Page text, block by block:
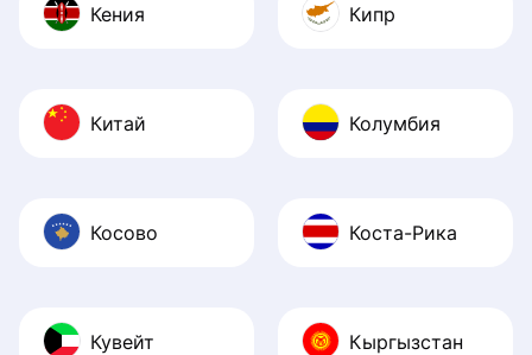
Кения Кипр
Китай Колумбия
Косово Коста-Рика
Кувейт Кыргызстан